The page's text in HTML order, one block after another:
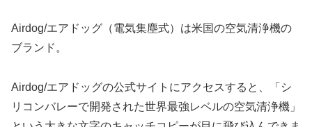
Airdog/エアドッグ（電気集塵式）は米国の空気清浄機の
ブランド。
Airdog/エアドッグの公式サイトにアクセスすると、「シ
リコンバレーで開発された世界最強レベルの空気清浄機」